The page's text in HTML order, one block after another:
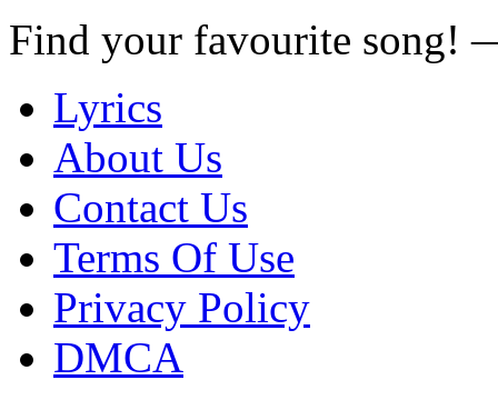
Find your favourite song!
Lyrics
About Us
Contact Us
Terms Of Use
Privacy Policy
DMCA